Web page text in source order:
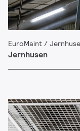
EuroMaint /
Jernhusen